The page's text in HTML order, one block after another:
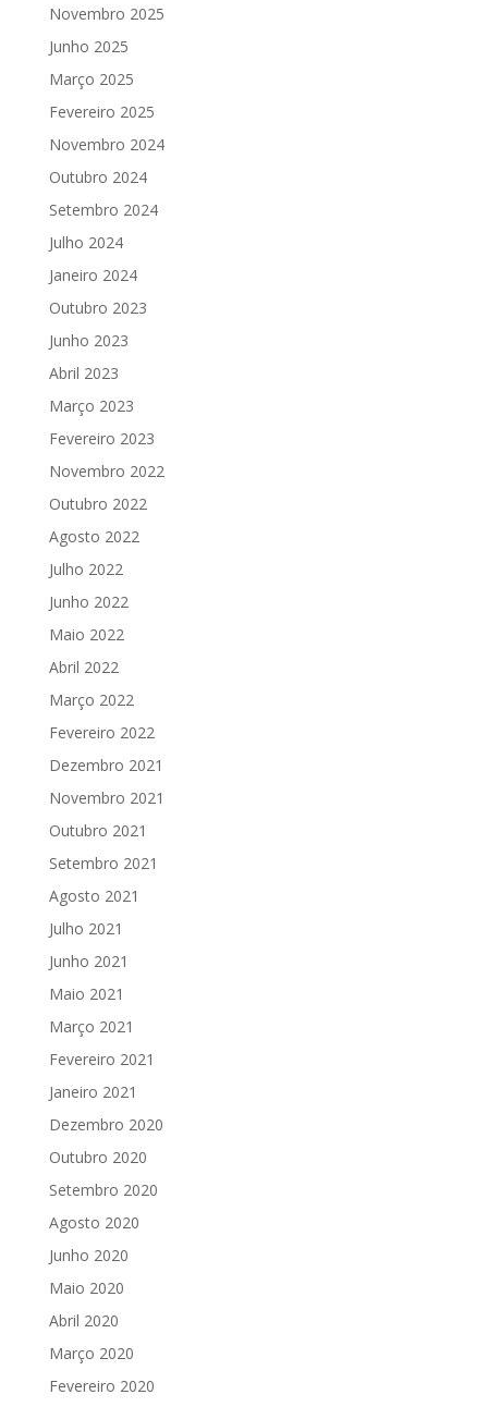
Novembro 2025
Junho 2025
Março 2025
Fevereiro 2025
Novembro 2024
Outubro 2024
Setembro 2024
Julho 2024
Janeiro 2024
Outubro 2023
Junho 2023
Abril 2023
Março 2023
Fevereiro 2023
Novembro 2022
Outubro 2022
Agosto 2022
Julho 2022
Junho 2022
Maio 2022
Abril 2022
Março 2022
Fevereiro 2022
Dezembro 2021
Novembro 2021
Outubro 2021
Setembro 2021
Agosto 2021
Julho 2021
Junho 2021
Maio 2021
Março 2021
Fevereiro 2021
Janeiro 2021
Dezembro 2020
Outubro 2020
Setembro 2020
Agosto 2020
Junho 2020
Maio 2020
Abril 2020
Março 2020
Fevereiro 2020